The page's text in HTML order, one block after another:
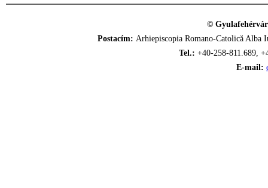
©
Postacím: Arhiepiscopia Romano-Catolică
Tel.: +40-258-811.689,
E-mail: